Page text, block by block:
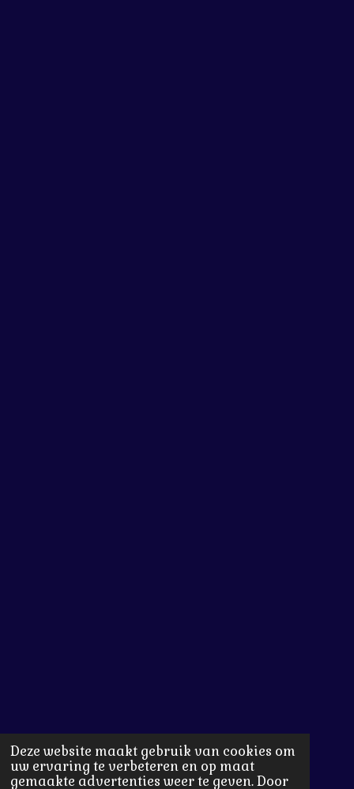
Deze website maakt gebruik van cookies om
uw ervaring te verbeteren en op maat
gemaakte advertenties weer te geven. Door